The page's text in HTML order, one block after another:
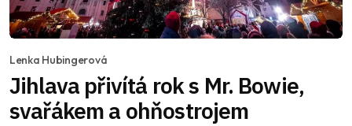
Lenka Hubingerová
Jihlava přivítá rok s Mr. Bowie,
svařákem a ohňostrojem